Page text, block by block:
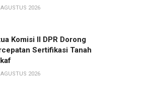
AGUSTUS 2026
Komisi II DPR Dorong
Sertifikasi Tanah
AGUSTUS 2026